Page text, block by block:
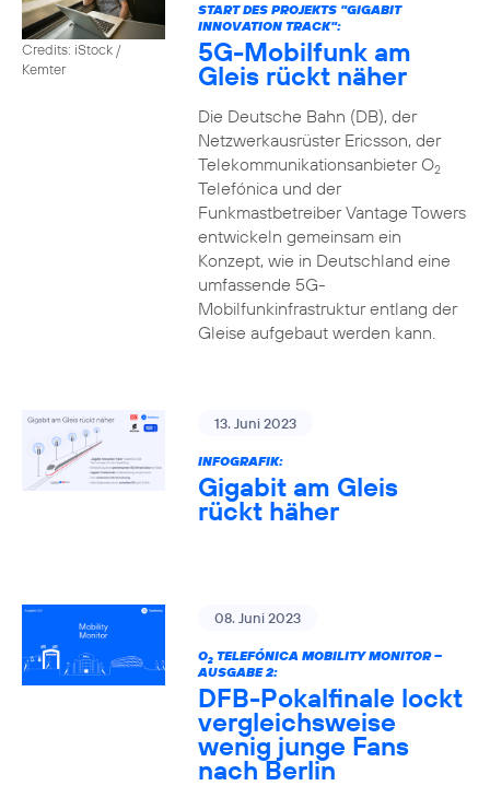
Credits: iStock /
Kemter
START DES PROJEKTS "GIGABIT
INNOVATION TRACK":
5G-Mobilfunk am
Gleis rückt näher
Die Deutsche Bahn (DB), der
Netzwerkausrüster Ericsson, der
Telekommunikationsanbieter O2
Telefónica und der
Funkmastbetreiber Vantage Towers
entwickeln gemeinsam ein
Konzept, wie in Deutschland eine
umfassende 5G-
Mobilfunkinfrastruktur entlang der
Gleise aufgebaut werden kann.
13. Juni 2023
INFOGRAFIK:
Gigabit am Gleis
rückt häher
08. Juni 2023
O2TELEFÓNICA MOBILITY MONITOR –
AUSGABE 2:
DFB-Pokalfinale lockt
vergleichsweise
wenig junge Fans
nach Berlin